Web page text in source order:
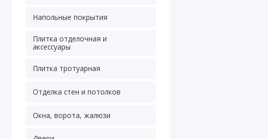
Напольные покрытия
Плитка отделочная и
аксессуары
Плитка тротуарная
Отделка стен и потолков
Окна, ворота, жалюзи